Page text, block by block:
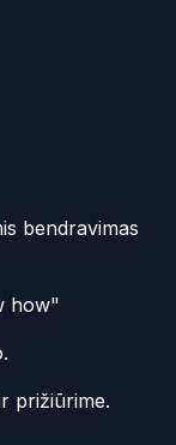
bendravimas
how"
prižiūrime.